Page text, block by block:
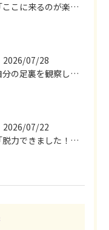
「ここに来るのが楽しみです♪」と、言っていただけます◎
2026/07/28
自分の足裏を観察してみる！やって良かったぁ〜♪
2026/07/22
「脱力できました！」今日は私の時間♪全身メンテナンスデー☆